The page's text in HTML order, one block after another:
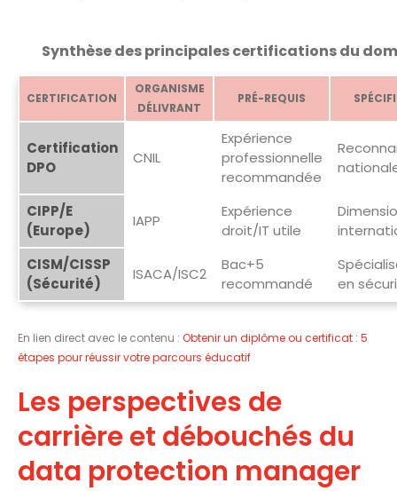
Synthèse des principales certifications du
CERTIFICATION
ORGANISME
DÉLIVRANT
PRÉ-REQUIS
Certification
DPO
CNIL
Expérience
professionnelle
recommandée
CIPP/E
(Europe)
IAPP
Expérience
droit/IT utile
CISM/CISSP
(Sécurité)
ISACA/ISC2
Bac+5
recommandé
en
En lien direct avec le contenu : Obtenir un diplôme ou certificat : 5
étapes pour réussir votre parcours éducatif
Les perspectives de
carrière et débouchés du
data protection manager